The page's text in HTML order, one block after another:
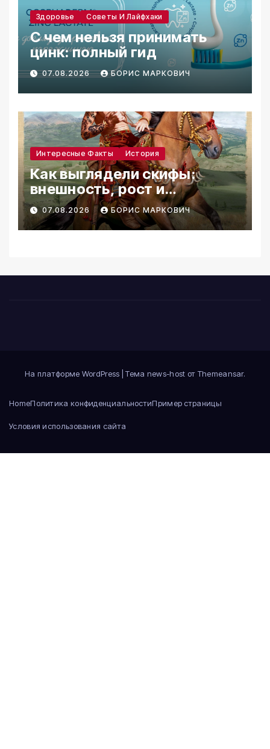
Здоровье Советы И Лайфхаки
С чем нельзя принимать
цинк: полный гид
07.08.2026 БОРИС МАРКОВИЧ
Интересные Факты История
Как выглядели скифы:
внешность, рост и
реконструкции
07.08.2026 БОРИС МАРКОВИЧ
На платформе WordPress |Тема news-host от Themeansar.
HomeПолитика конфиденциальностиПример страницы
Условия использования сайта